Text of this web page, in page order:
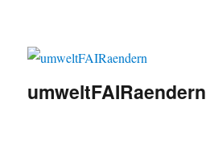
umweltFAIRaendern